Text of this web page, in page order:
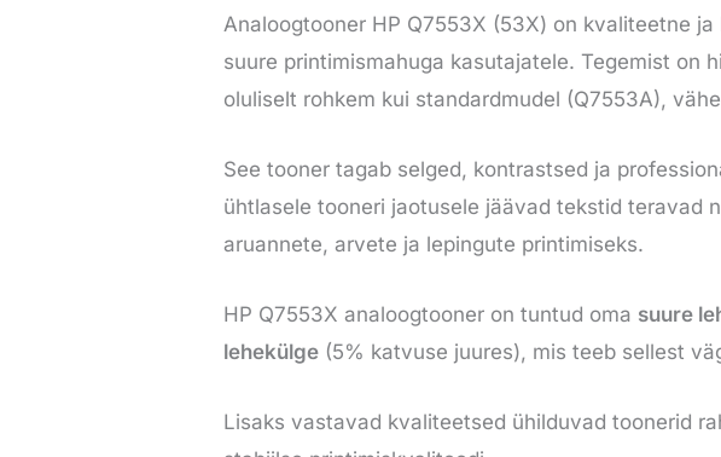
Analoogtooner HP Q7553X (53X) on kvaliteetne
suure printimismahuga kasutajatele. Tegemist on
oluliselt rohkem kui standardmudel (Q7553A),
See tooner tagab selged, kontrastsed ja
ühtlasele tooneri jaotusele jäävad tekstid teravad
aruannete, arvete ja lepingute printimiseks.
HP Q7553X analoogtooner on tuntud oma suure
lehekülge (5% katvuse juures), mis teeb sellest
Lisaks vastavad kvaliteetsed ühilduvad toonerid